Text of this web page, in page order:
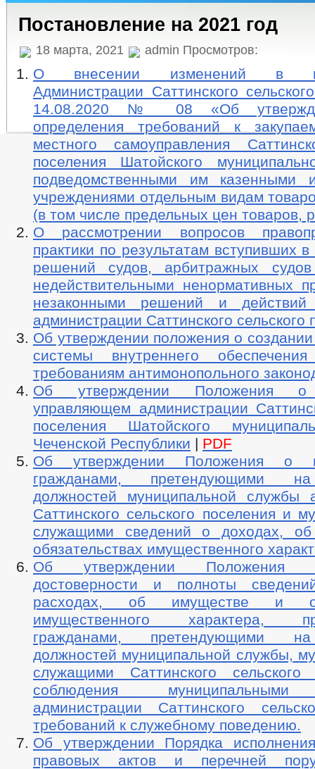
Постановление на 2021 год
18 марта, 2021 admin Просмотров:
О внесении изменений в
Администрации Саттинского
14.08.2020 № 08 «Об
определения требований к
местного самоуправления
поселения Шатойского
подведомственными им казенными
учреждениями отдельным видам
(в том числе предельных цен товаров,
О рассмотрении вопросов
практики по результатам вступивших
решений судов, арбитражных
недействительными ненормативных
незаконными решений и действий
администрации Саттинского сельского
Об утверждении положения о
системы внутреннего обеспечения
требованиям антимонопольного
Об утверждении Положения о
управляющем администрации
поселения Шатойского
Чеченской Республики | PDF
Об утверждении Положения о
гражданами, претендующими
должностей муниципальной службы
Саттинского сельского поселения и
служащими сведений о доходах,
обязательствах имущественного
Об утверждении Положения
достоверности и полноты
расходах, об имуществе и
имущественного характера,
гражданами, претендующими
должностей муниципальной службы,
служащими Саттинского
соблюдения
администрации Саттинского
требований к служебному поведению.
Об утверждении Порядка
правовых актов и перечней